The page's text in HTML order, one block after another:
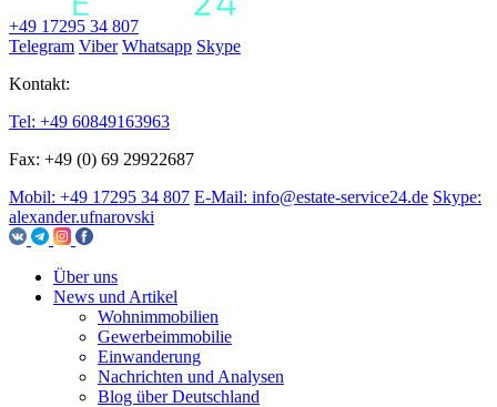
+49 17295 34 807
Telegram Viber Whatsapp Skype
Kontakt:
Tel: +49 60849163963
Fax: +49 (0) 69 29922687
Mobil: +49 17295 34 807 E-Mail: info@estate-service24.de Skype:
alexander.ufnarovski
Über uns
News und Artikel
Wohnimmobilien
Gewerbeimmobilie
Einwanderung
Nachrichten und Analysen
Blog über Deutschland